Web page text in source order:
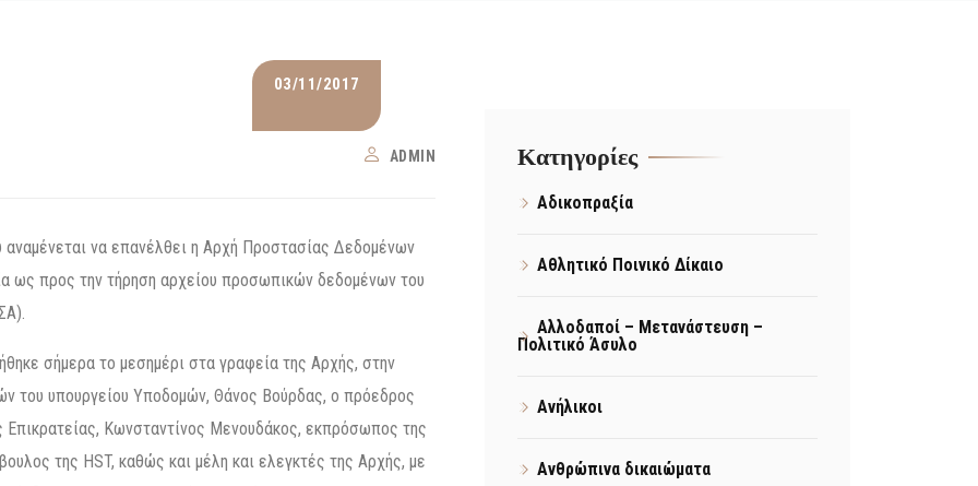
03/11/2017
ADMIN
αναμένεται να επανέλθει η Αρχή Προστασίας Δεδομένων
ως προς την τήρηση αρχείου προσωπικών δεδομένων του
σήμερα το μεσημέρι στα γραφεία της Αρχής, στην
του υπουργείου Υποδομών, Θάνος Βούρδας, ο πρόεδρος
Κωνσταντίνος Μενουδάκος, εκπρόσωπος της
της HST, καθώς και μέλη και ελεγκτές της Αρχής, με
Kατηγορίες
Αδικοπραξία
Αθλητικό Ποινικό Δίκαιο
Αλλοδαποί – Μετανάστευση –
Πολιτικό Άσυλο
Ανήλικοι
Ανθρώπινα δικαιώματα